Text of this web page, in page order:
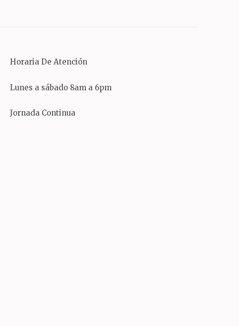
Horaria De Atención
Lunes a sábado 8am a 6pm
Jornada Continua